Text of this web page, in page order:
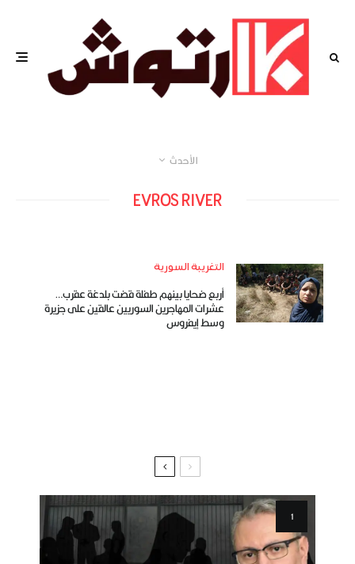
الأحدث
EVROS RIVER
التغريبة السورية
أربع ضحايا بينهم طفلة قضت بلدغة عقرب…
عشرات المهاجرين السوريين عالقين على جزيرة
وسط إيفروس